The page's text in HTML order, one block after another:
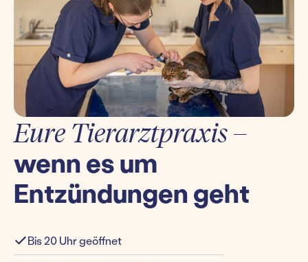
Eure Tierarztpraxis –
wenn es um
Entzündungen geht
Bis 20 Uhr geöffnet